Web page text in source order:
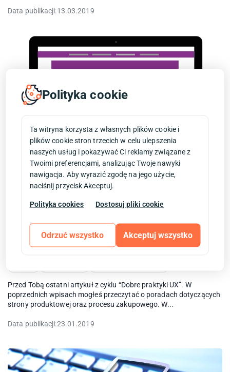
Data publikacji:13.03.2019
Dobre praktyki UX. Ogólne usprawnienia
w sklepie.
filtr wyszukiwania w sklepie
informacje o zwrotach w sklepie
Przed Tobą ostatni artykuł z cyklu “Dobre praktyki UX”. W
poprzednich wpisach mogłeś przeczytać o poradach dotyczących
strony produktowej oraz procesu zakupowego. W...
Data publikacji:23.01.2019
Polityka cookie
Ta witryna korzysta z własnych plików cookie i
plików cookie stron trzecich w celu ulepszenia
naszych usług i pokazywać Ci reklamy związane z
Twoimi preferencjami, analizując Twoje nawyki
nawigacja. Aby wyrazić zgodę na jego użycie,
naciśnij przycisk Akceptuj.
Polityka cookies Dostosuj pliki cookie
Odrzuć wszystko Akceptuj wszystko